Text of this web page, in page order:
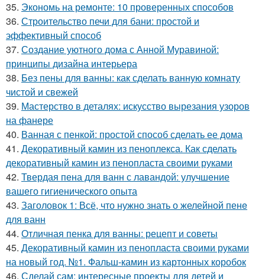
35. Экономь на ремонте: 10 проверенных способов
36. Строительство печи для бани: простой и
эффективный способ
37. Создание уютного дома с Анной Муравиной:
принципы дизайна интерьера
38. Без пены для ванны: как сделать ванную комнату
чистой и свежей
39. Мастерство в деталях: искусство вырезания узоров
на фанере
40. Ванная с пенкой: простой способ сделать ее дома
41. Декоративный камин из пеноплекса. Как сделать
декоративный камин из пенопласта своими руками
42. Твердая пена для ванн с лавандой: улучшение
вашего гигиенического опыта
43. Заголовок 1: Всё, что нужно знать о желейной пенe
для ванн
44. Отличная пенка для ванны: рецепт и советы
45. Декоративный камин из пенопласта своими руками
на новый год. №1. Фальш-камин из картонных коробок
46. Сделай сам: интересные проекты для детей и